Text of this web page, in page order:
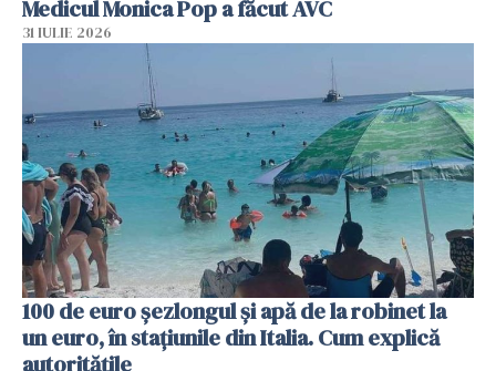
Medicul Monica Pop a făcut AVC
31 IULIE 2026
100 de euro șezlongul și apă de la robinet la
un euro, în stațiunile din Italia. Cum explică
autoritățile